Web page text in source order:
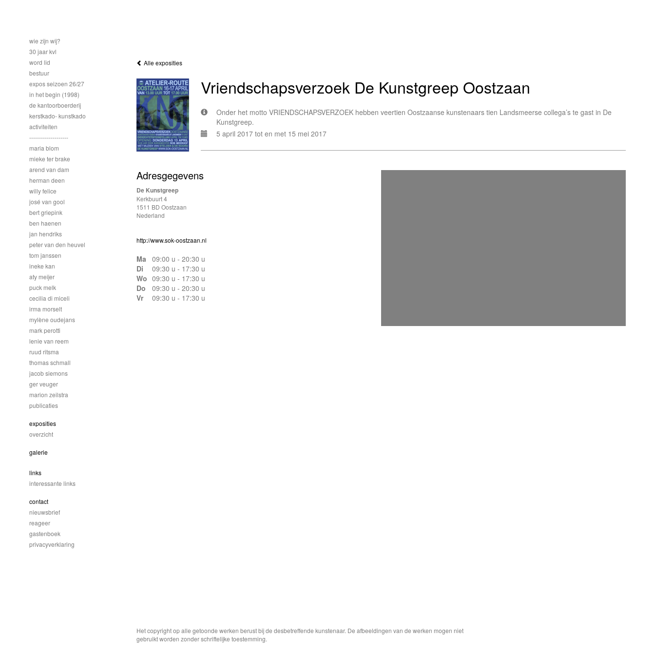
Alle exposities
Vriendschapsverzoek De Kunstgreep Oostzaan
Onder het motto VRIENDSCHAPSVERZOEK hebben veertien Oostzaanse kunstenaars tien Landsmeerse collega’s te gast in De
Kunstgreep.
5 april 2017 tot en met 15 mei 2017
Adresgegevens
De Kunstgreep
Kerkbuurt 4
1511 BD Oostzaan
Nederland
http://www.sok-oostzaan.nl
Ma
09:00 u - 20:30 u
Di
09:30 u - 17:30 u
Wo 09:30 u - 17:30 u
Do
09:30 u - 20:30 u
Vr
09:30 u - 17:30 u
wie zijn wij?
30 jaar kvl
word lid
bestuur
expos seizoen 26/27
in het begin (1998)
de kantoorboerderij
kerstkado- kunstkado
activiteiten
--------------------
maria blom
mieke ter brake
arend van dam
herman deen
willy felice
josé van gool
bert griepink
ben haenen
jan hendriks
peter van den heuvel
tom janssen
ineke kan
aty meijer
puck melk
cecilia di miceli
irma morselt
mylène oudejans
mark perotti
lenie van reem
ruud ritsma
thomas schmall
jacob siemons
ger veuger
marion zeilstra
publicaties
exposities
overzicht
galerie
links
interessante links
contact
nieuwsbrief
reageer
gastenboek
privacyverklaring
Het copyright op alle getoonde werken berust bij de desbetreffende kunstenaar. De afbeeldingen van de werken mogen niet
gebruikt worden zonder schriftelijke toestemming.